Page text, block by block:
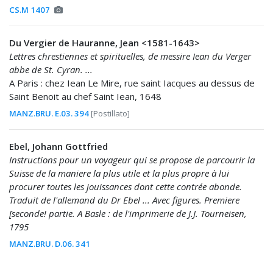
CS.M 1407
Du Vergier de Hauranne, Jean <1581-1643>
Lettres chrestiennes et spirituelles, de messire Iean du Verger
abbe de St. Cyran. ...
A Paris : chez Iean Le Mire, rue saint Iacques au dessus de
Saint Benoit au chef Saint Iean, 1648
MANZ.BRU. E.03. 394 [Postillato]
Ebel, Johann Gottfried
Instructions pour un voyageur qui se propose de parcourir la
Suisse de la maniere la plus utile et la plus propre à lui
procurer toutes les jouissances dont cette contrée abonde.
Traduit de l'allemand du Dr Ebel ... Avec figures. Premiere
[seconde! partie. A Basle : de l'imprimerie de J.J. Tourneisen,
1795
MANZ.BRU. D.06. 341